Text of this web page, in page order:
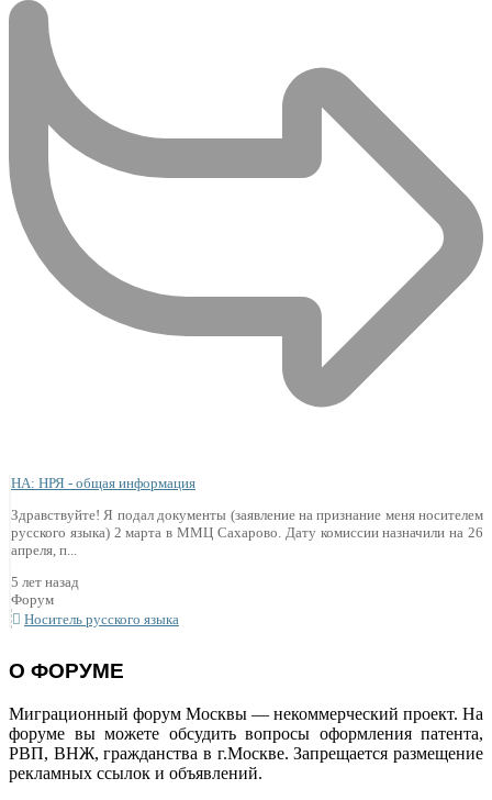
НА: НРЯ - общая информация
Здравствуйте! Я подал документы (заявление на признание меня носителем
русского языка) 2 марта в ММЦ Сахарово. Дату комиссии назначили на 26
апреля, п...
5 лет назад
Форум
Носитель русского языка
О ФОРУМЕ
Миграционный форум Москвы — некоммерческий проект. На
форуме вы можете обсудить вопросы оформления патента,
РВП, ВНЖ, гражданства в г.Москве. Запрещается размещение
рекламных ссылок и объявлений.